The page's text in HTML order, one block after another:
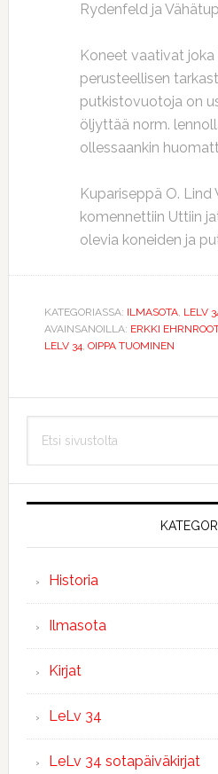
Rydenfeld ja
Koneet vaativat joka
perusteellisen
putkistovuotoja on
öljyttää norm.
ollessaankin
Kupariseppä O. Lind
komennettiin Uttiin
olevia koneiden ja
KATEGORIASSA: ILMASOTA, LELV
AVAINSANOILLA: ERKKI
LELV 34, OIPPA TUOMINEN
Ensisijainen
sivupalkki
sivustolta
Historia
Ilmasota
Kirjat
LeLv 34
LeLv 34 sotapäiväkirjat